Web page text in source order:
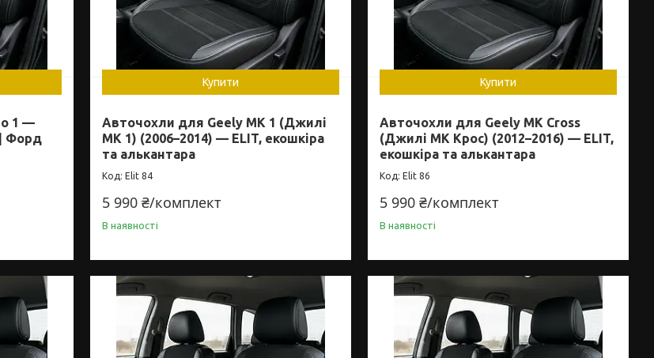
1 —
| Форд
Купити
Авточохли для Geely MK 1 (Джилі
МК 1) (2006–2014) — ELIT, екошкіра
та алькантара
Elit 84
5 990 ₴/комплект
В наявності
Купити
Авточохли для Geely MK Cross
(Джилі МК Крос) (2012–2016) — ELIT,
екошкіра та алькантара
Elit 86
5 990 ₴/комплект
В наявності